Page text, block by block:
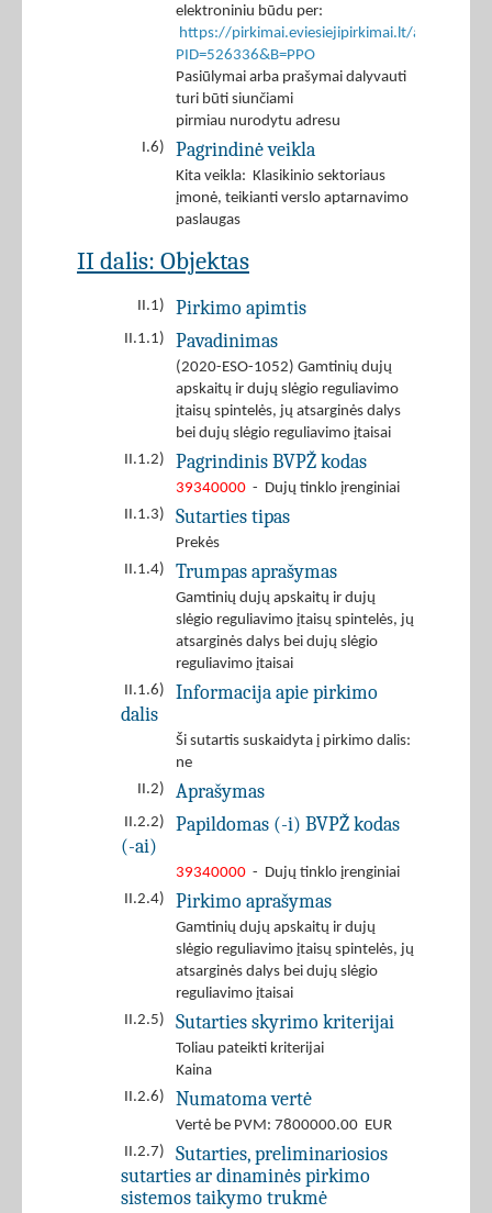
elektroniniu būdu per:
https://pirkimai.eviesiejipirkimai.lt/app/rfq/
PID=526336&B=PPO
Pasiūlymai arba prašymai dalyvauti
turi būti siunčiami
pirmiau nurodytu adresu
I.6)
Pagrindinė veikla
Kita veikla: Klasikinio sektoriaus
įmonė, teikianti verslo aptarnavimo
paslaugas
II dalis: Objektas
II.1) Pirkimo apimtis
II.1.1) Pavadinimas
(2020-ESO-1052) Gamtinių dujų
apskaitų ir dujų slėgio reguliavimo
įtaisų spintelės, jų atsarginės dalys
bei dujų slėgio reguliavimo įtaisai
II.1.2)
Pagrindinis BVPŽ kodas
39340000 - Dujų tinklo įrenginiai
II.1.3)
Sutarties tipas
Prekės
II.1.4)
Trumpas aprašymas
Gamtinių dujų apskaitų ir dujų
slėgio reguliavimo įtaisų spintelės, jų
atsarginės dalys bei dujų slėgio
reguliavimo įtaisai
II.1.6)
Informacija apie pirkimo
dalis
Ši sutartis suskaidyta į pirkimo dalis:
ne
II.2)
Aprašymas
II.2.2)
Papildomas (-i) BVPŽ kodas
(-ai)
39340000 - Dujų tinklo įrenginiai
II.2.4)
Pirkimo aprašymas
Gamtinių dujų apskaitų ir dujų
slėgio reguliavimo įtaisų spintelės, jų
atsarginės dalys bei dujų slėgio
reguliavimo įtaisai
II.2.5)
Sutarties skyrimo kriterijai
Toliau pateikti kriterijai
Kaina
II.2.6)
Numatoma vertė
Vertė be PVM: 7800000.00 EUR
II.2.7)
Sutarties, preliminariosios
sutarties ar dinaminės pirkimo
sistemos taikymo trukmė